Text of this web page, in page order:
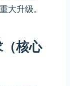
大升级。
核心